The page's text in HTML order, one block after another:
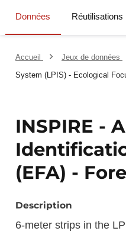
Données Réutilisations
Accueil Jeux de données
System (LPIS) - Ecological
INSPIRE -
(EFA) -
Description
6-meter strips in the